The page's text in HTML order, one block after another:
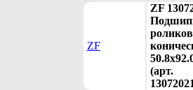
ZF
ZF
(арт.